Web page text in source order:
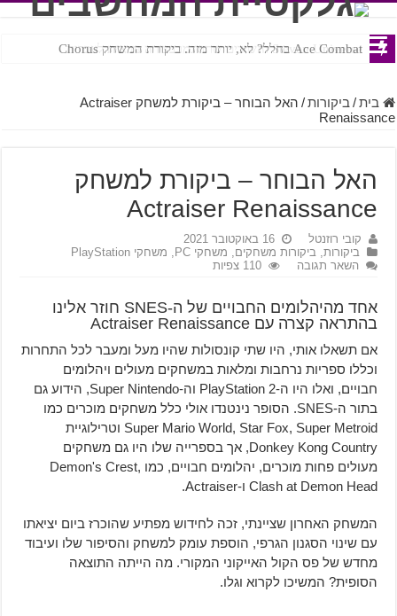
Ace Combat בחלל? לא, יותר מזה. ביקורת המשחק Chorus
Steven Universe והשירים שתורגמו בצורה נוראית לעברית
בית / ביקורות /
האל הבוחר – ביקורת למשחק Actraiser
Renaissance
האל הבוחר – ביקורת למשחק
Actraiser Renaissance
קובי רוזנטל
16 באוקטובר 2021
ביקורות, ביקורות משחקים, משחקי PC , משחקי PlayStation
השאר תגובה
110 צפיות
אחד מהיהלומים החבויים של ה-SNES חוזר אלינו
בהתראה קצרה עם Actraiser Renaissance
אם תשאלו אותי, היו שתי קונסולות שהיו מעל ומעבר לכל התחרות
וכללו ספריות נרחבות ומלאות במשחקים מעולים ויהלומים
חבויים, ואלו היו ה-PlayStation 2 וה-Super Nintendo, הידוע גם
בתור ה-SNES. הסופר נינטנדו אולי כלל משחקים מוכרים כמו
Super Mario World, Star Fox, Super Metroid וטרילוגיית
Donkey Kong Country, אך בספרייה שלו היו גם משחקים
מעולים פחות מוכרים, יהלומים חבויים, כמו Demon's Crest,
Clash at Demon Head ו-Actraiser.
המשחק האחרון שציינתי, זכה לחידוש מפתיע שהוכרז ביום יציאתו
עם שינוי הסגנון הגרפי, הוספת עומק למשחק והסיפור שלו ועיבוד
מחדש של פס הקול האייקוני המקורי. מה הייתה התוצאה
הסופית? המשיכו לקרוא וגלו.